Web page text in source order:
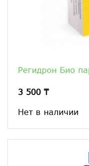
Регидрон Био
3 500 ₸
Нет в наличии